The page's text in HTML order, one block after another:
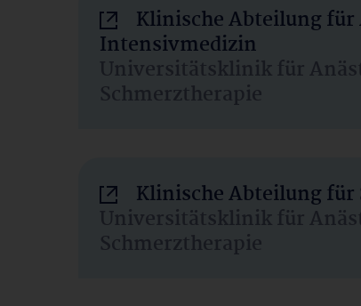
Klinische Abteilung
Intensivmedizin
Universitätsklinik für
Schmerztherapie
Klinische Abteilung
Universitätsklinik für
Schmerztherapie